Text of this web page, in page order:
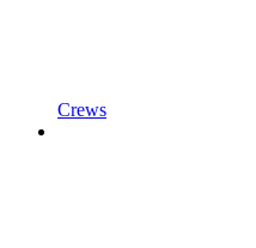
Crews